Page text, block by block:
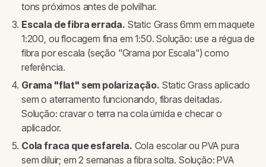
tons próximos antes de polvilhar.
Escala de fibra errada. Static Grass 6mm em maquete
1:200, ou flocagem fina em 1:50. Solução: use a régua de
fibra por escala (seção "Grama por Escala") como
referência.
Grama "flat" sem polarização. Static Grass aplicado
sem o aterramento funcionando, fibras deitadas.
Solução: cravar o terra na cola úmida e checar o
aplicador.
Cola fraca que esfarela. Cola escolar ou PVA pura
sem diluir; em 2 semanas a fibra solta. Solução: PVA